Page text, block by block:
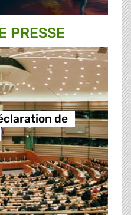
PRESSE
de